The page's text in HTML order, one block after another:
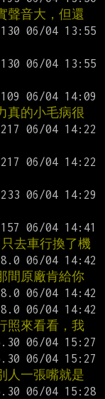
聲音大，但還
真的小毛病很
去車行換了機
間原廠肯給你
照來看看，我
人一張嘴就是